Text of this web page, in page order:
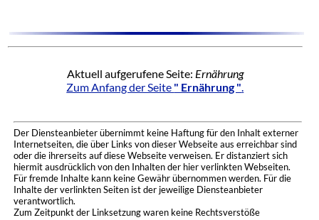
Aktuell aufgerufene Seite: Ernährung
Zum Anfang der Seite " Ernährung "
Der Diensteanbieter übernimmt keine Haftung für den Inhalt externer
Internetseiten, die über Links von dieser Webseite aus erreichbar sind
oder die ihrerseits auf diese Webseite verweisen. Er distanziert sich
hiermit ausdrücklich von den Inhalten der hier verlinkten Webseiten.
Für fremde Inhalte kann keine Gewähr übernommen werden. Für die
Inhalte der verlinkten Seiten ist der jeweilige Diensteanbieter
verantwortlich.
Zum Zeitpunkt der Linksetzung waren keine Rechtsverstöße